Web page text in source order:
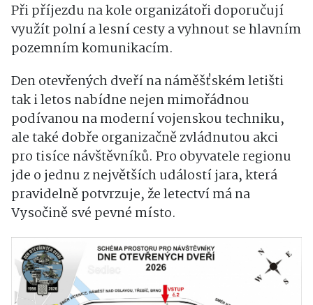
Při příjezdu na kole organizátoři doporučují
využít polní a lesní cesty a vyhnout se hlavním
pozemním komunikacím.
Den otevřených dveří na náměšťském letišti
tak i letos nabídne nejen mimořádnou
podívanou na moderní vojenskou techniku,
ale také dobře organizačně zvládnutou akci
pro tisíce návštěvníků. Pro obyvatele regionu
jde o jednu z největších událostí jara, která
pravidelně potvrzuje, že letectví má na
Vysočině své pevné místo.